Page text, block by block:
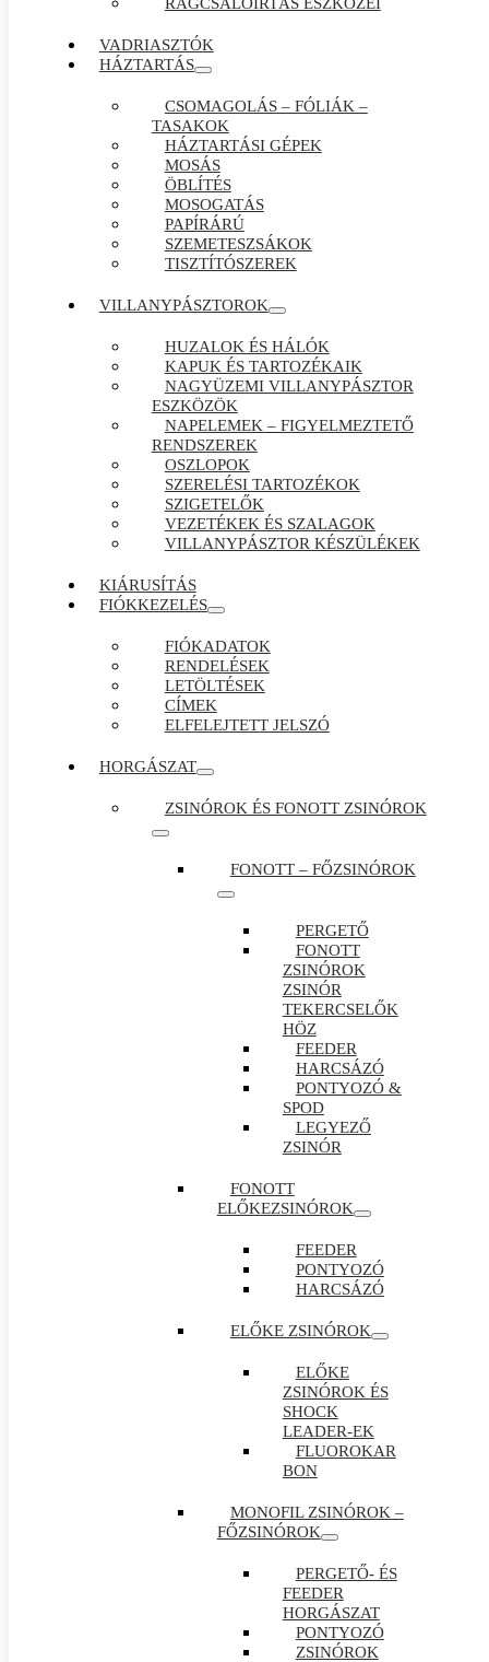
VADRIASZTÓK
HÁZTARTÁS
CSOMAGOLÁS – FÓLIÁK –
TASAKOK
HÁZTARTÁSI GÉPEK
MOSÁS
ÖBLÍTÉS
MOSOGATÁS
PAPÍRÁRÚ
SZEMETESZSÁKOK
TISZTÍTÓSZEREK
VILLANYPÁSZTOROK
HUZALOK ÉS HÁLÓK
KAPUK ÉS TARTOZÉKAIK
NAGYÜZEMI VILLANYPÁSZTOR
ESZKÖZÖK
NAPELEMEK – FIGYELMEZTETŐ
RENDSZEREK
OSZLOPOK
SZERELÉSI TARTOZÉKOK
SZIGETELŐK
VEZETÉKEK ÉS SZALAGOK
VILLANYPÁSZTOR KÉSZÜLÉKEK
KIÁRUSÍTÁS
FIÓKKEZELÉS
FIÓKADATOK
RENDELÉSEK
LETÖLTÉSEK
CÍMEK
ELFELEJTETT JELSZÓ
HORGÁSZAT
ZSINÓROK ÉS FONOTT ZSINÓROK
FONOTT – FŐZSINÓROK
PERGETŐ
FONOTT
ZSINÓROK
ZSINÓR
TEKERCSELŐK
HÖZ
FEEDER
HARCSÁZÓ
PONTYOZÓ &
SPOD
LEGYEZŐ
ZSINÓR
FONOTT
ELŐKEZSINÓROK
FEEDER
PONTYOZÓ
HARCSÁZÓ
ELŐKE ZSINÓROK
ELŐKE
ZSINÓROK ÉS
SHOCK
LEADER-EK
FLUOROKAR
BON
MONOFIL ZSINÓROK –
FŐZSINÓROK
PERGETŐ- ÉS
FEEDER
HORGÁSZAT
PONTYOZÓ
ZSINÓROK